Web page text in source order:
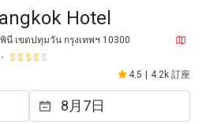
Hotel
นี เขตปทุมวัน กรุงเทพฯ 10300
4.5 4.2k 訂座